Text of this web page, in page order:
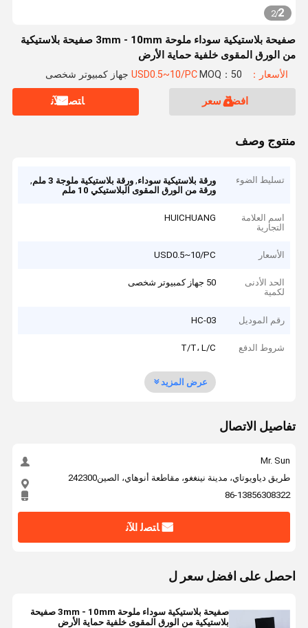
2
/
2
صفيحة بلاستيكية سوداء ملوحة 3mm - 10mm صفيحة بلاستيكية
من الورق المقوى خلفية حماية الأرض
الأسعار：USD0.5~10/PC MOQ：50 جهاز كمبيوتر شخصى
افضل سعر ﺎﺘﺼﻟ ﺍﻶﻧ
منتوج وصف
تسليط الضوء ورقة بلاستيكية سوداء,ورقة بلاستيكية ملوجة 3 ملم
,
ورقة من الورق المقوى البلاستيكي 10 ملم
اسم العلامة
التجارية
HUICHUANG
الأسعار USD0.5~10/PC
الحد الأدنى
لكمية
50 جهاز كمبيوتر شخصى
رقم الموديل HC-03
شروط الدفع T/T، L/C
عرض المزيد
تفاصيل الاتصال
Mr. Sun
طريق دياويوتاي، مدينة نينغغو، مقاطعة أنوهاي، الصين242300
86-13856308322
ﺎﺘﺼﻟ ﺍﻶﻧ
احصل على افضل سعر ل
صفيحة بلاستيكية سوداء ملوحة 3mm - 10mm صفيحة
بلاستيكية من الورق المقوى خلفية حماية الأرض